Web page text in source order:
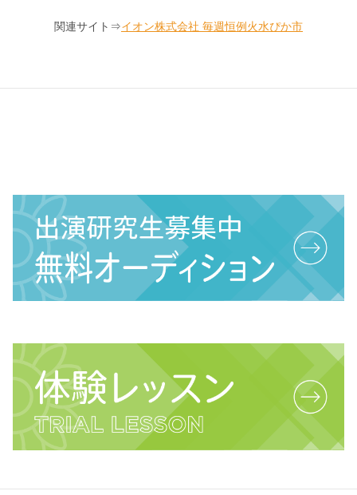
関連サイト⇒イオン株式会社 毎週恒例火水ぴか市